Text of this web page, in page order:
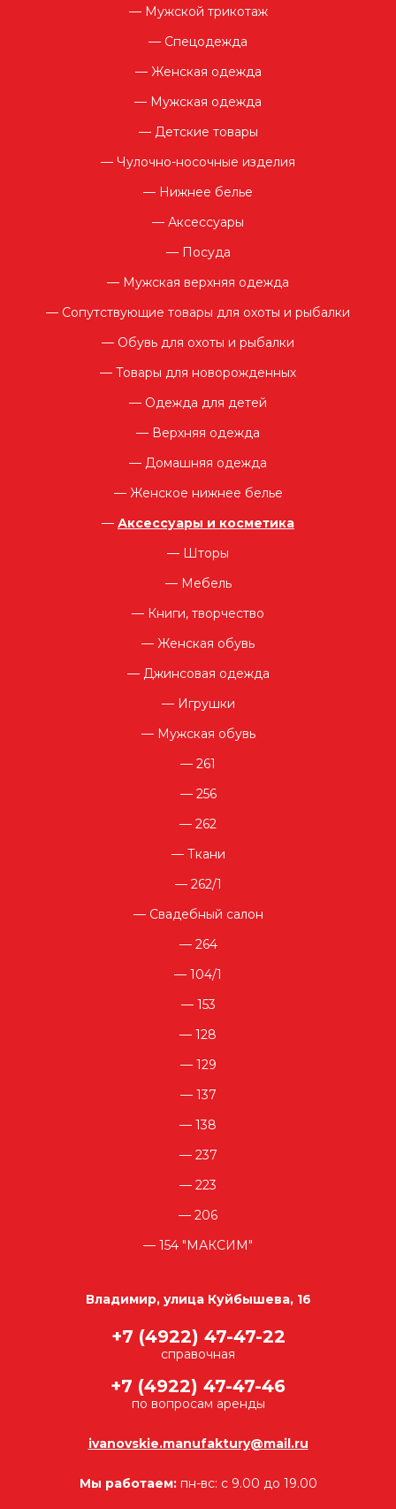
Мужской трикотаж
Спецодежда
Женская одежда
Мужская одежда
Детские товары
Чулочно-носочные изделия
Нижнее белье
Аксессуары
Посуда
Мужская верхняя одежда
Сопутствующие товары для охоты и рыбалки
Обувь для охоты и рыбалки
Товары для новорожденных
Одежда для детей
Верхняя одежда
Домашняя одежда
Женское нижнее белье
Аксессуары и косметика
Шторы
Мебель
Книги, творчество
Женская обувь
Джинсовая одежда
Игрушки
Мужская обувь
261
256
262
Ткани
262/1
Свадебный салон
264
104/1
153
128
129
137
138
237
223
206
154 "МАКСИМ"
Владимир, улица Куйбышева, 16
+7 (4922) 47-47-22
справочная
+7 (4922) 47-47-46
по вопросам аренды
ivanovskie.manufaktury@mail.ru
Мы работаем:пн-вс: с 9.00 до 19.00